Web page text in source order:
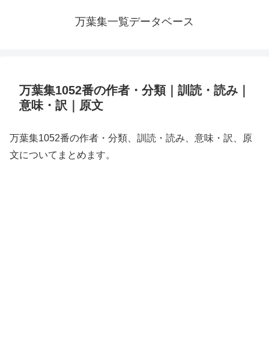
万葉集一覧データベース
万葉集1052番の作者・分類｜訓読・読み｜
意味・訳｜原文
万葉集1052番の作者・分類、訓読・読み、意味・訳、原
文についてまとめます。